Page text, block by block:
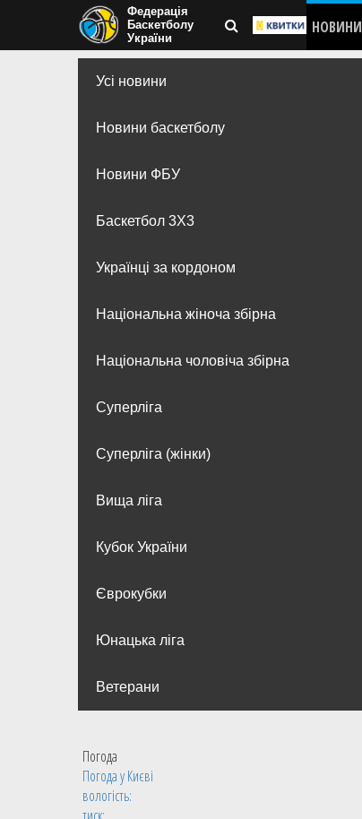
Федерація
Баскетболу
України
НОВИНИ
Усі новини
Новини баскетболу
Новини ФБУ
Баскетбол 3Х3
Українці за кордоном
Національна жіноча збірна
Національна чоловіча збірна
Суперліга
Суперліга (жінки)
Вища лiга
Кубок України
Єврокубки
Юнацька ліга
Ветерани
Погода
Погода уКиєві
вологість: